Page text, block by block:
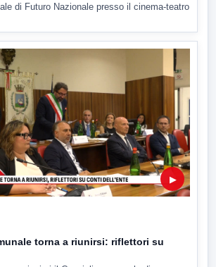
di Futuro Nazionale presso il cinema-teatro
▶
torna a riunirsi: riflettori su